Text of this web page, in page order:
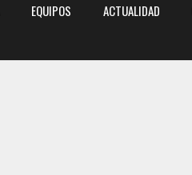
EQUIPOS ACTUALIDAD